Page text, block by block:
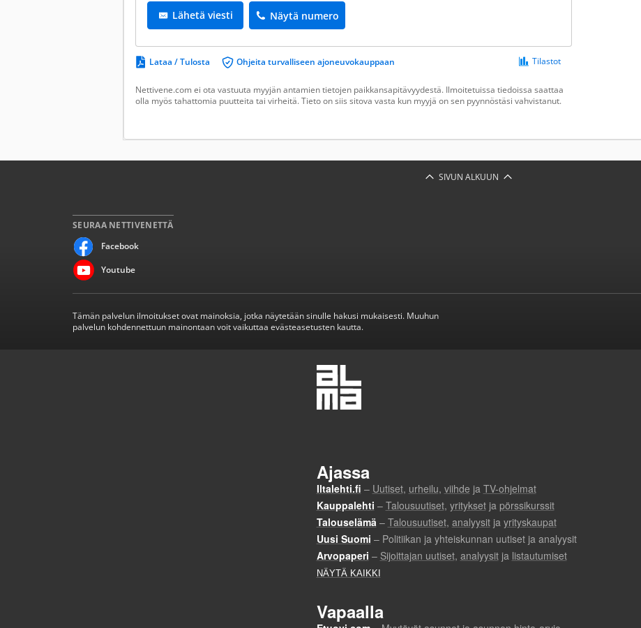
Lähetä viesti Näytä numero
Lataa / Tulosta Ohjeita turvalliseen ajoneuvokauppaan Tilastot
Nettivene.com ei ota vastuuta myyjän antamien tietojen paikkansapitävyydestä. Ilmoitetuissa tiedoissa saattaa
olla myös tahattomia puutteita tai virheitä. Tieto on siis sitova vasta kun myyjä on sen pyynnöstäsi vahvistanut.
SIVUN ALKUUN
SEURAA NETTIVENETTÄ
Facebook
Youtube
Tämän palvelun ilmoitukset ovat mainoksia, jotka näytetään sinulle hakusi mukaisesti. Muuhun
palvelun kohdennettuun mainontaan voit vaikuttaa evästeasetusten kautta.